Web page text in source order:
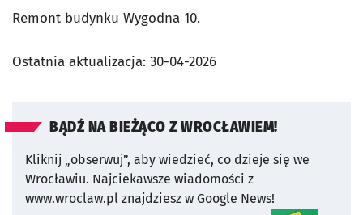
Remont budynku Wygodna 10.
Ostatnia aktualizacja: 30-04-2026
BĄDŹ NA BIEŻĄCO Z WROCŁAWIEM!
Kliknij „obserwuj”, aby wiedzieć, co dzieje się we
Wrocławiu. Najciekawsze wiadomości z
www.wroclaw.pl znajdziesz w Google News!